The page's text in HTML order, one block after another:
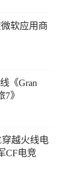
软应用商
《Gran
》
越火线电
CF电竞